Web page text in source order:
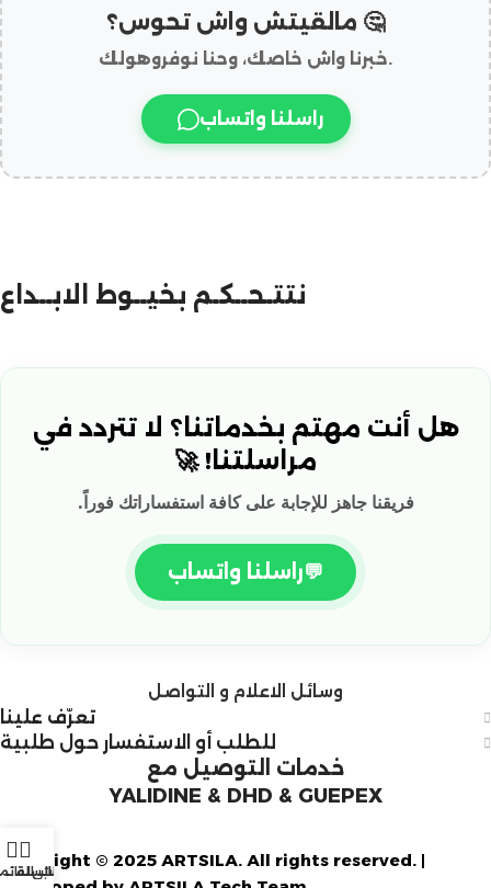
مالقيتش واش تحوس؟ 🤔
خبرنا واش خاصك، وحنا نوفروهولك.
راسلنا واتساب
نتتـحــكـم بخيــوط الابــداع
هل أنت مهتم بخدماتنا؟ لا تتردد في
مراسلتنا! 🚀
فريقنا جاهز للإجابة على كافة استفساراتك فوراً.
💬راسلنا واتساب
وسائل الاعلام و التواصل
تعرّف علينا
للطلب أو الاستفسار حول طلبية
خدمات التوصيل مع
YALIDINE & DHD & GUEPEX
Copyright © 2025 ARTSILA. All rights reserved. |
السلةحسابي
الرغبات